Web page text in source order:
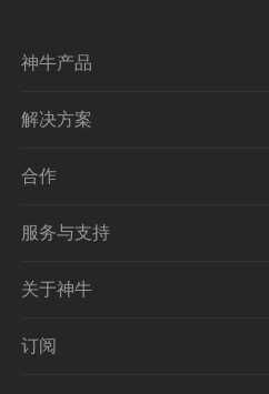
神牛产品
解决方案
合作
服务与支持
关于神牛
订阅